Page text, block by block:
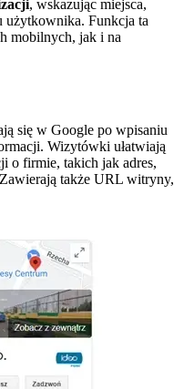
, wskazując miejsca,
użytkownika. Funkcja ta
mobilnych, jak i na
się w Google po wpisaniu
Wizytówki ułatwiają
o firmie, takich jak adres,
także URL witryny,